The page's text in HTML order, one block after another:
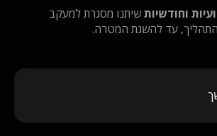
וחודשיותשיתנו מסגרת למעקב
התהליך, עד להשגת המטרה.